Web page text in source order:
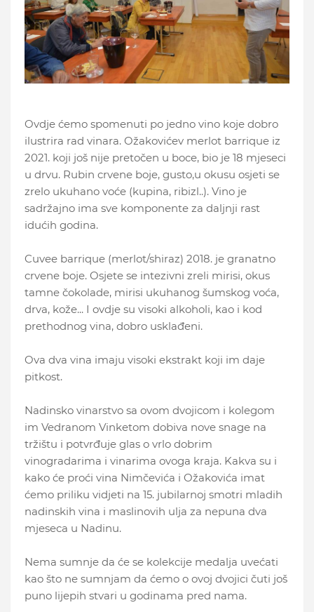
Ovdje ćemo spomenuti po jedno vino koje dobro
ilustrira rad vinara. Ožakovićev merlot barrique iz
2021. koji još nije pretočen u boce, bio je 18 mjeseci
u drvu. Rubin crvene boje, gusto,u okusu osjeti se
zrelo ukuhano voće (kupina, ribizl..). Vino je
sadržajno ima sve komponente za daljnji rast
idućih godina.
Cuvee barrique (merlot/shiraz) 2018. je granatno
crvene boje. Osjete se intezivni zreli mirisi, okus
tamne čokolade, mirisi ukuhanog šumskog voća,
drva, kože... I ovdje su visoki alkoholi, kao i kod
prethodnog vina, dobro usklađeni.
Ova dva vina imaju visoki ekstrakt koji im daje
pitkost.
Nadinsko vinarstvo sa ovom dvojicom i kolegom
im Vedranom Vinketom dobiva nove snage na
tržištu i potvrđuje glas o vrlo dobrim
vinogradarima i vinarima ovoga kraja. Kakva su i
kako će proći vina Nimčevića i Ožakovića imat
ćemo priliku vidjeti na 15. jubilarnoj smotri mladih
nadinskih vina i maslinovih ulja za nepuna dva
mjeseca u Nadinu.
Nema sumnje da će se kolekcije medalja uvećati
kao što ne sumnjam da ćemo o ovoj dvojici čuti još
puno lijepih stvari u godinama pred nama.